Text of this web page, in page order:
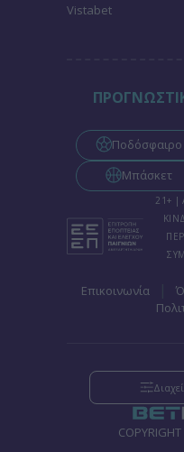
Vistabet
Ποδόσφαιρο
Μπάσκετ
21+ |
Επικοινωνία